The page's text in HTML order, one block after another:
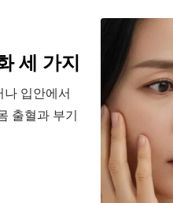
세 가지
입안에서
출혈과 부기